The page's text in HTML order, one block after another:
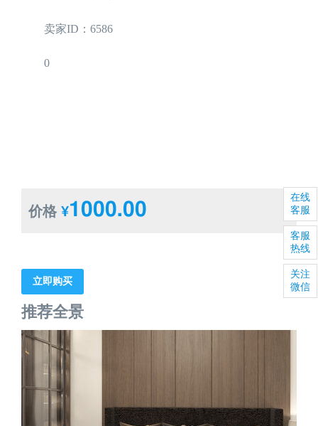
卖家ID：6586
0
价格 ¥1000.00
立即购买
推荐全景
在线
客服
客服
热线
关注
微信